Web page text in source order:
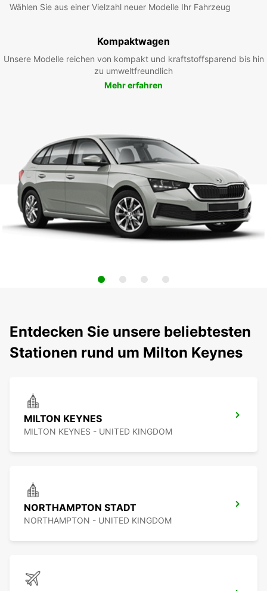
Wählen Sie aus einer Vielzahl neuer Modelle Ihr Fahrzeug
Kompaktwagen
Unsere Modelle reichen von kompakt und kraftstoffsparend bis hin
zu umweltfreundlich
Mehr erfahren
Entdecken Sie unsere beliebtesten
Stationen rund um Milton Keynes
MILTON KEYNES
MILTON KEYNES - UNITED KINGDOM
NORTHAMPTON STADT
NORTHAMPTON - UNITED KINGDOM